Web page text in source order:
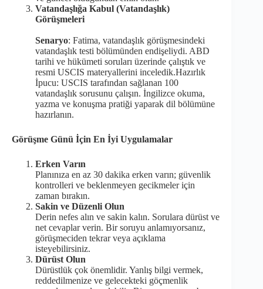
Vatandaşlığa Kabul (Vatandaşlık)
Görüşmeleri
Senaryo: Fatima, vatandaşlık görüşmesindeki
vatandaşlık testi bölümünden endişeliydi. ABD
tarihi ve hükümeti soruları üzerinde çalıştık ve
resmi USCIS materyallerini inceledik.Hazırlık
İpucu: USCIS tarafından sağlanan 100
vatandaşlık sorusunu çalışın. İngilizce okuma,
yazma ve konuşma pratiği yaparak dil bölümüne
hazırlanın.
Görüşme Günü İçin En İyi Uygulamalar
Erken Varın
Planınıza en az 30 dakika erken varın; güvenlik
kontrolleri ve beklenmeyen gecikmeler için
zaman bırakın.
Sakin ve Düzenli Olun
Derin nefes alın ve sakin kalın. Sorulara dürüst ve
net cevaplar verin. Bir soruyu anlamıyorsanız,
görüşmeciden tekrar veya açıklama
isteyebilirsiniz.
Dürüst Olun
Dürüstlük çok önemlidir. Yanlış bilgi vermek,
reddedilmenize ve gelecekteki göçmenlik